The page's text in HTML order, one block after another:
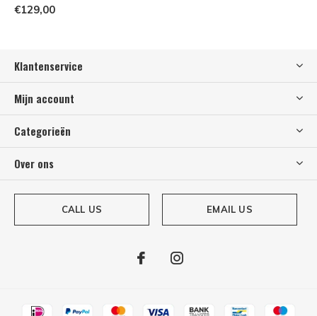
€129,00
Klantenservice
Mijn account
Categorieën
Over ons
CALL US EMAIL US